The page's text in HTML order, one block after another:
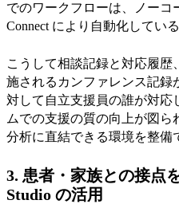
でのワークフローは、ノーコ
Connect により自動化している
こうして相談記録と対応履
施されるカンファレンス記録
対して自立支援員の誰が対応
ムでの支援の質の向上が図
分析に直結できる環境を整備
3. 患者・家族との接点
Studio の活用